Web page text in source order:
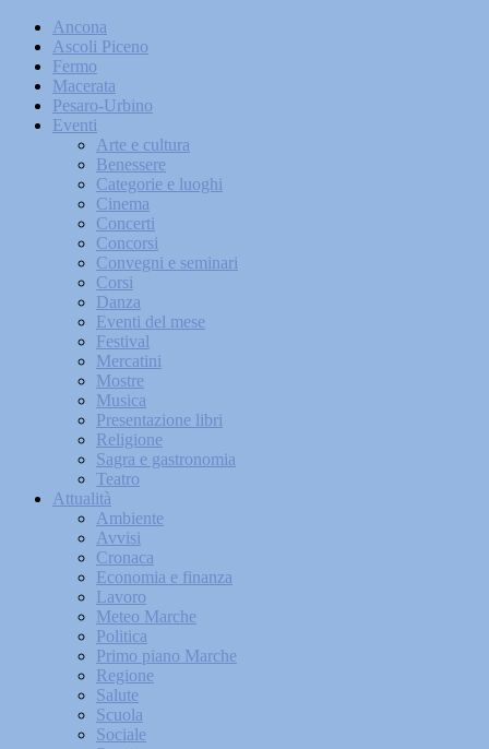
Ancona
Ascoli Piceno
Fermo
Macerata
Pesaro-Urbino
Eventi
Arte e cultura
Benessere
Categorie e luoghi
Cinema
Concerti
Concorsi
Convegni e seminari
Corsi
Danza
Eventi del mese
Festival
Mercatini
Mostre
Musica
Presentazione libri
Religione
Sagra e gastronomia
Teatro
Attualità
Ambiente
Avvisi
Cronaca
Economia e finanza
Lavoro
Meteo Marche
Politica
Primo piano Marche
Regione
Salute
Scuola
Sociale